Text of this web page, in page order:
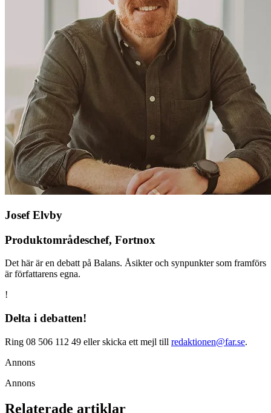
Josef Elvby
Produktområdeschef, Fortnox
Det här är en debatt på Balans. Åsikter och synpunkter som framförs
är författarens egna.
!
Delta i debatten!
Ring 08 506 112 49 eller skicka ett mejl till redaktionen@far.se.
Annons
Annons
Relaterade artiklar